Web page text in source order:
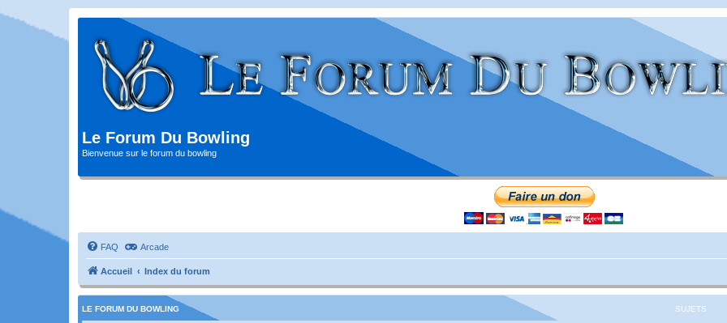
Le Forum Du Bowling
Bienvenue sur le forum du bowling
FAQ Arcade
Accueil Index du forum
LE FORUM DU BOWLING SUJETS